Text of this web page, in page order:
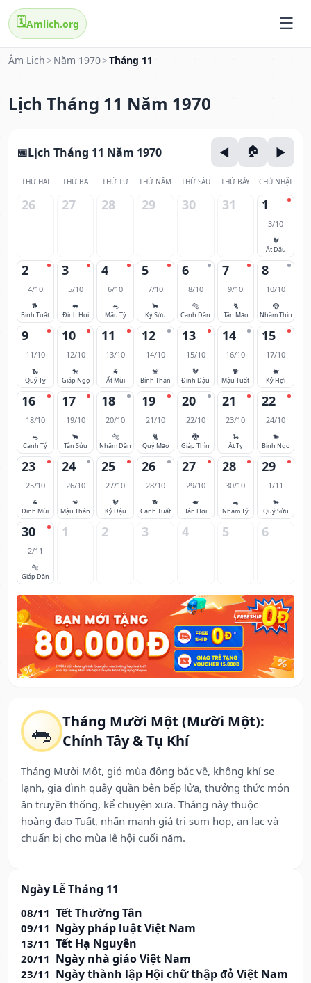
🗓️Amlich.org
Âm Lịch > Năm 1970>Tháng 11
Lịch Tháng 11 Năm 1970
🐀 Tháng Mười Một (Mười Một):
Chính Tây & Tụ Khí
Tháng Mười Một, gió mùa đông bắc về, không khí se
lạnh, gia đình quây quần bên bếp lửa, thưởng thức món
ăn truyền thống, kể chuyện xưa. Tháng này thuộc
hoàng đạo Tuất, nhấn mạnh giá trị sum họp, an lạc và
chuẩn bị cho mùa lễ hội cuối năm.
Ngày Lễ Tháng 11
08/11 Tết Thường Tân
09/11 Ngày pháp luật Việt Nam
13/11 Tết Hạ Nguyên
20/11 Ngày nhà giáo Việt Nam
23/11 Ngày thành lập Hội chữ thập đỏ Việt Nam
Lịch Tháng 11 Năm 1970
THỨ HAI THỨ BA THỨ TƯ THỨ NĂM THỨ SÁU THỨ BẢY CHỦ NHẬT
26 27 28 29 30 31 1
3/10
🐓
Ất Dậu
2
4/10
🐕
Bính Tuất
3
5/10
🐖
Đinh Hợi
4
6/10
🐀
Mậu Tý
5
7/10
🐂
Kỷ Sửu
6
8/10
🐅
Canh Dần
7
9/10
🐈
Tân Mão
8
10/10
🐉
Nhâm Thìn
9
11/10
🐍
Quý Tỵ
10
12/10
🐎
Giáp Ngọ
11
13/10
🐐
Ất Mùi
12
14/10
🐒
Bính Thân
13
15/10
🐓
Đinh Dậu
14
16/10
🐕
Mậu Tuất
15
17/10
🐖
Kỷ Hợi
16
18/10
🐀
Canh Tý
17
19/10
🐂
Tân Sửu
18
20/10
🐅
Nhâm Dần
19
21/10
🐈
Quý Mão
20
22/10
🐉
Giáp Thìn
21
23/10
🐍
Ất Tỵ
22
24/10
🐎
Bính Ngọ
23
25/10
🐐
Đinh Mùi
24
26/10
🐒
Mậu Thân
25
27/10
🐓
Kỷ Dậu
26
28/10
🐕
Canh Tuất
27
29/10
🐖
Tân Hợi
28
30/10
🐀
Nhâm Tý
29
1/11
🐂
Quý Sửu
30
2/11
🐅
Giáp Dần
1 2 3 4 5 6